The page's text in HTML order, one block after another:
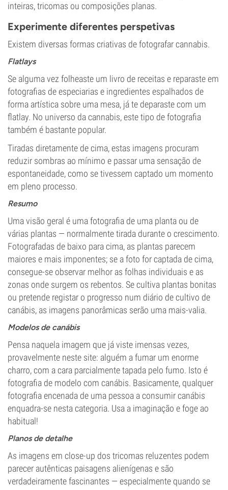
inteiras, tricomas ou composições planas.
Experimente diferentes perspetivas
Existem diversas formas criativas de fotografar cannabis.
Flatlays
Se alguma vez folheaste um livro de receitas e reparaste em
fotografias de especiarias e ingredientes espalhados de
forma artística sobre uma mesa, já te deparaste com um
flatlay. No universo da cannabis, este tipo de fotografia
também é bastante popular.
Tiradas diretamente de cima, estas imagens procuram
reduzir sombras ao mínimo e passar uma sensação de
espontaneidade, como se tivessem captado um momento
em pleno processo.
Resumo
Uma visão geral é uma fotografia de uma planta ou de
várias plantas — normalmente tirada durante o crescimento.
Fotografadas de baixo para cima, as plantas parecem
maiores e mais imponentes; se a foto for captada de cima,
consegue-se observar melhor as folhas individuais e as
zonas onde surgem os rebentos. Se cultiva plantas bonitas
ou pretende registar o progresso num diário de cultivo de
canábis, as imagens panorâmicas serão uma mais-valia.
Modelos de canábis
Pensa naquela imagem que já viste imensas vezes,
provavelmente neste site: alguém a fumar um enorme
charro, com a cara parcialmente tapada pelo fumo. Isto é
fotografia de modelo com canábis. Basicamente, qualquer
fotografia encenada de uma pessoa a consumir canábis
enquadra-se nesta categoria. Usa a imaginação e foge ao
habitual!
Planos de detalhe
As imagens em close-up dos tricomas reluzentes podem
parecer autênticas paisagens alienígenas e são
verdadeiramente fascinantes — especialmente quando se